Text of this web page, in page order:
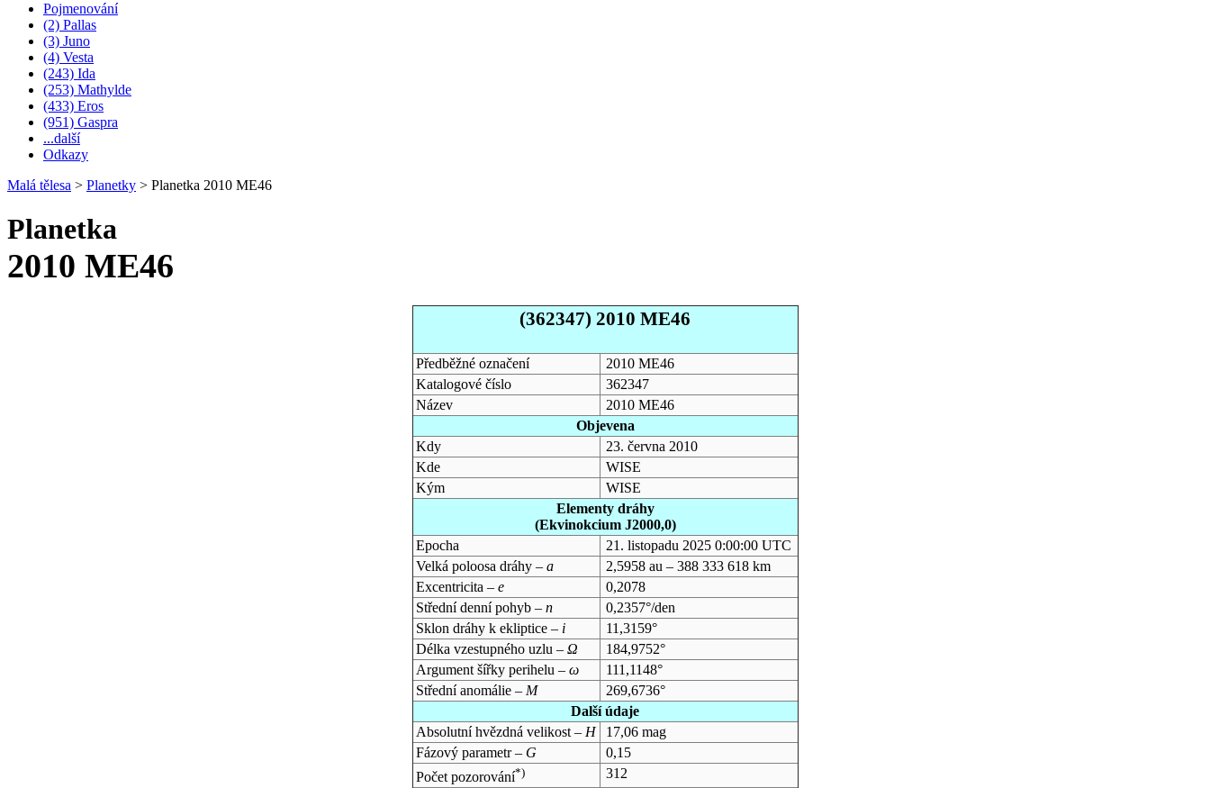
Pojmenování
(2) Pallas
(3) Juno
(4) Vesta
(243) Ida
(253) Mathylde
(433) Eros
(951) Gaspra
...další
Odkazy
Malá tělesa > Planetky > Planetka 2010 ME46
Planetka
2010 ME46
(362347) 2010 ME46
Předběžné označení
2010 ME46
Katalogové číslo
362347
Název
2010 ME46
Objevena
Kdy
23. června 2010
Kde
WISE
Kým
WISE
Elementy dráhy
(Ekvinokcium J2000,0)
Epocha
21. listopadu 2025 0:00:00 UTC
Velká poloosa dráhy – a
2,5958 au – 388 333 618 km
Excentricita – e
0,2078
Střední denní pohyb – n
0,2357°/den
Sklon dráhy k ekliptice – i
11,3159°
Délka vzestupného uzlu – Ω
184,9752°
Argument šířky perihelu – ω
111,1148°
Střední anomálie – M
269,6736°
Další údaje
Absolutní hvězdná velikost – H
17,06 mag
Fázový parametr – G
0,15
Počet pozorování*)
312